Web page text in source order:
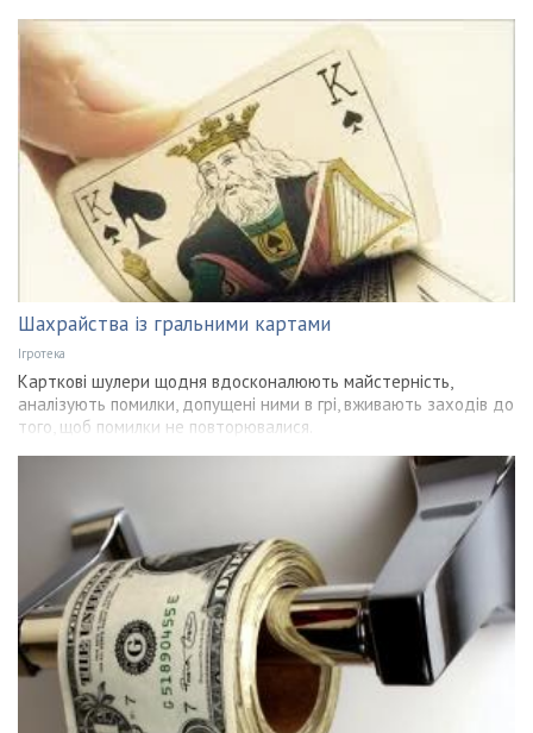
Шахрайства із гральними картами
Ігротека
Карткові шулери щодня вдосконалюють майстерність,
аналізують помилки, допущені ними в грі, вживають заходів до
того, щоб помилки не повторювалися.